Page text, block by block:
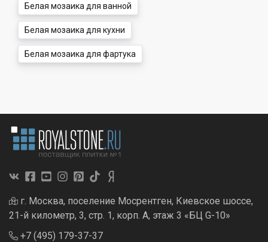
Белая мозаика для ванной
Белая мозаика для кухни
Белая мозаика для фартука
г. Москва, поселение Мосрентген, Киевское шоссе,
21-й километр, 3, стр. 1, корп. А, этаж 3 «БЦ G-10»
+7 (495) 179-37-37